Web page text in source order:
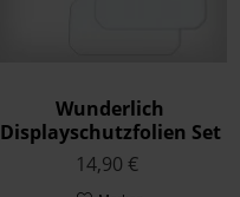
Wunderlich
Displayschutzfolien Set
Connectivity Display
14,90 €